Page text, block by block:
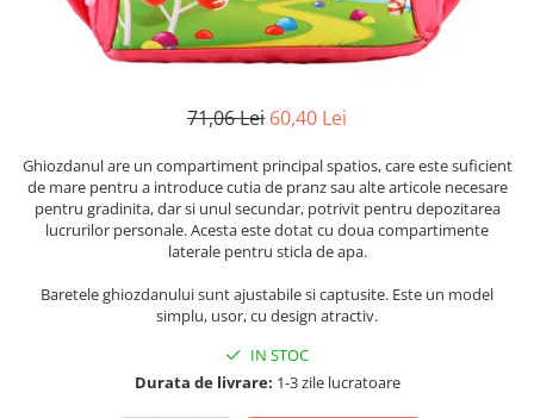
Religie
Crestinism
SelfHealing
Vindecare Spirituala
Sanatate
Gastronomik
71,06 Lei 60,40 Lei
Ghiozdanul are un compartiment principal spatios, care este suficient
de mare pentru a introduce cutia de pranz sau alte articole necesare
pentru gradinita, dar si unul secundar, potrivit pentru depozitarea
lucrurilor personale. Acesta este dotat cu doua compartimente
laterale pentru sticla de apa.
Baretele ghiozdanului sunt ajustabile si captusite. Este un model
simplu, usor, cu design atractiv.
IN STOC
Durata de livrare: 1-3 zile lucratoare